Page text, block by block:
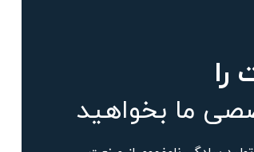
را
ما بخواهید